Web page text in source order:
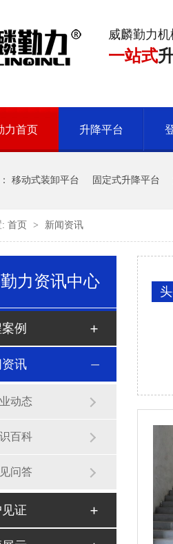
威麟勤力机
一站式
力首页 升降平台
移动式装卸平台 固定式升降平台
: 首页 > 新闻资讯
力资讯中心
例
讯
动态
百科
问答
证